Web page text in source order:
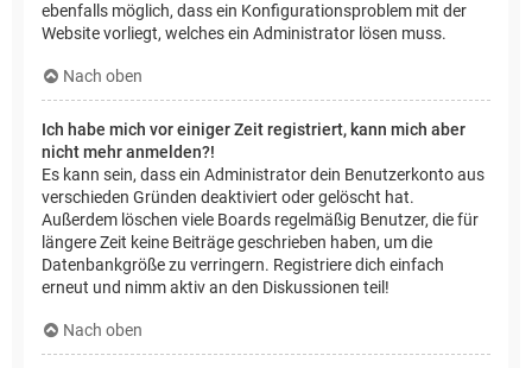
ebenfalls möglich, dass ein Konfigurationsproblem mit der
Website vorliegt, welches ein Administrator lösen muss.
Nach oben
Ich habe mich vor einiger Zeit registriert, kann mich aber
nicht mehr anmelden?!
Es kann sein, dass ein Administrator dein Benutzerkonto aus
verschieden Gründen deaktiviert oder gelöscht hat.
Außerdem löschen viele Boards regelmäßig Benutzer, die für
längere Zeit keine Beiträge geschrieben haben, um die
Datenbankgröße zu verringern. Registriere dich einfach
erneut und nimm aktiv an den Diskussionen teil!
Nach oben